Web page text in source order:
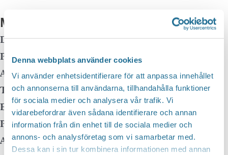
Denna webbplats använder cookies
Vi använder enhetsidentifierare för att anpassa innehållet
och annonserna till användarna, tillhandahålla funktioner
för sociala medier och analysera vår trafik. Vi
vidarebefordrar även sådana identifierare och annan
information från din enhet till de sociala medier och
annons- och analysföretag som vi samarbetar med.
Dessa kan i sin tur kombinera informationen med annan
Mer info
Datum: 7 maj, 2024 kl 15:30-16:30
Plats:Motala huvudbibliotek
Adress:
Telefon:
E-mail:
Pris:Gratis
Arrangör: